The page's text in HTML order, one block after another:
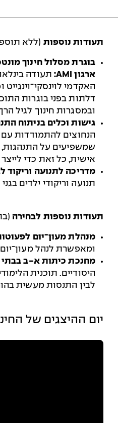
תעודות נוספות (ללא
בוגרת מסלול חינוך
ארגון
AMI
:
דלתות בפני בוגרות
ובמסגרות חינוך לגיל
גישות וכלים בניתוח
הנחוצים להתמודדות עם
שמשפיעים על התנהגות,
אישית, כל זאת כדי
מדריכה לתנועה וריקוד
תנועה וריקודי ילדים
תעודות נוספות לבחירה
מנהלת מעון־יום
ומאפשרת לנהל
מחנכת כיתות א-ב בבתי
היסודיים. תוכנית
לבין התנסות מעשית
יום ההיצגים של